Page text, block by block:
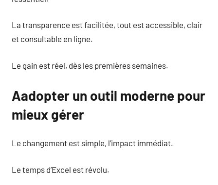
La transparence est facilitée, tout est accessible, clair
et consultable en ligne.
Le gain est réel, dès les premières semaines.
Aadopter un outil moderne pour
mieux gérer
Le changement est simple, l’impact immédiat.
Le temps d’Excel est révolu.